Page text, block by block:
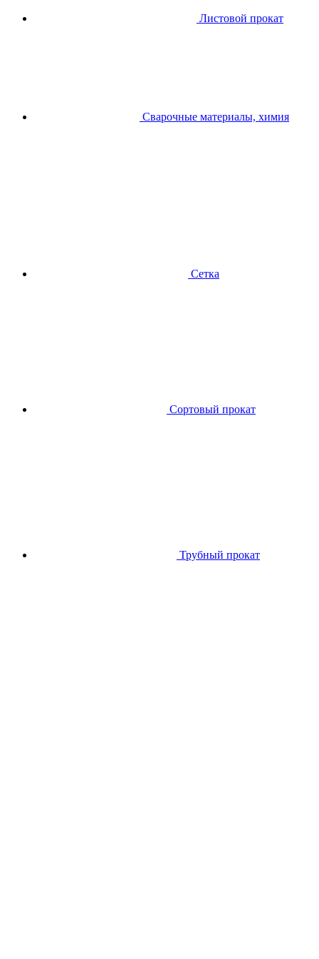
Листовой прокат
Сварочные материалы, химия
Сетка
Сортовый прокат
Трубный прокат